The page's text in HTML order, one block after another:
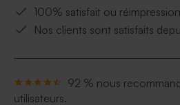
100% satisfait ou
Nos clients sont satisfaits
92 % nous
utilisateurs.